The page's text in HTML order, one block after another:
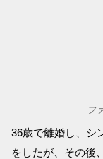
フ
36歳で離婚し、シ
をしたが、その後